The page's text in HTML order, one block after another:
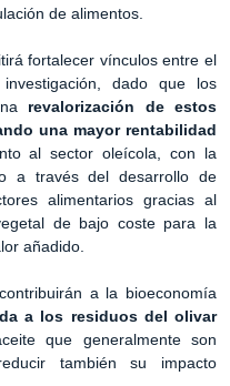
de alimentos.
fortalecer vínculos entre el
dado que los
revalorización de estos
una mayor rentabilidad
al sector oleícola, con la
a través del desarrollo de
alimentarios gracias al
de bajo coste para la
añadido.
a la bioeconomía
a los residuos del olivar
que generalmente son
también su impacto